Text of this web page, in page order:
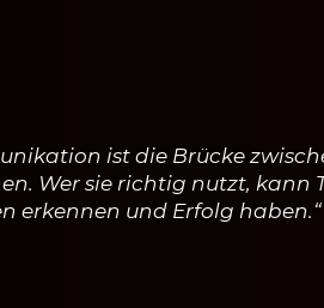
ist die Brücke
Wer sie richtig nutzt, kann
erkennen und Erfolg haben.“